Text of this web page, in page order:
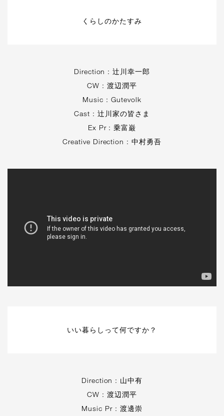
くらしのかたすみ
Direction : 辻川幸一郎
CW : 渡辺潤平
Music : Gutevolk
Cast : 辻川家の皆さま
Ex Pr : 乗富巌
Creative Direction : 中村勇吾
いい暮らしって何ですか？
Direction : 山中有
CW : 渡辺潤平
Music Pr : 渡邊崇